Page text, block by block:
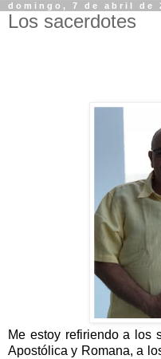
domingo, 7 de abril de
Los sacerdotes
Me estoy refiriendo a los
Apostólica y Romana, a